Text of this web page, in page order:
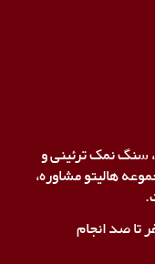
سنگ نمک ترئینی و
هالیتو مشاوره،
تا صد انجام